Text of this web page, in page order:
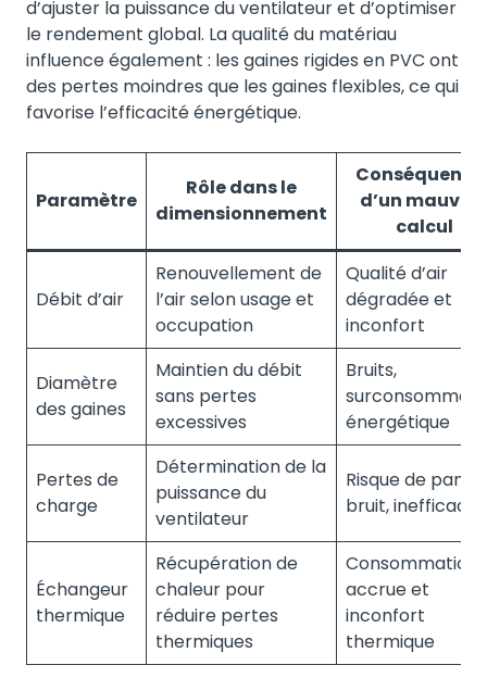
d’ajuster la puissance du ventilateur et d’optimiser
le rendement global. La qualité du matériau
influence également : les gaines rigides en PVC ont
des pertes moindres que les gaines flexibles, ce qui
favorise l’efficacité énergétique.
Paramètre
Rôle dans le
dimensionnement
d’un mauvais
calcul
Débit d’air
Renouvellement de
l’air selon usage et
occupation
Qualité d’air
dégradée et
inconfort
Diamètre
des gaines
Maintien du débit
sans pertes
excessives
Bruits,
énergétique
Pertes de
charge
Détermination de la
puissance du
ventilateur
Risque de
bruit,
Échangeur
thermique
Récupération de
chaleur pour
réduire pertes
thermiques
Consommation
accrue et
inconfort
thermique